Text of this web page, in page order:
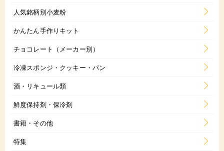
人気銘柄別小麦粉
かんたん手作りキット
チョコレート（メーカー別）
冷凍スポンジ・クッキー・パン
酒・リキュール類
鮮度保持剤・保冷剤
書籍・その他
特集